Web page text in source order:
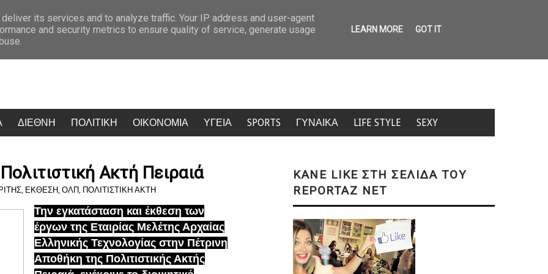
πυρά από ΠΑΣΟΚ, ΕΛΑΣ, ΣΥΡΙΖΑ και Νέα Αριστερα Σάλος στην Κρήτη: Τουρίστας ρώτησε πόσο κοστίζει ανήλικο κορίτσι – «Πόσα θέλεις;»
ΔΙΕΘΝΗ ΠΟΛΙΤΙΚΗ ΟΙΚΟΝΟΜΙΑ ΥΓΕΙΑ SPORTS ΓΥΝΑΙΚΑ LIFE STYLE SEXY
Ακτή Πειραιά
, ΕΚΘΕΣΗ, ΟΛΠ, ΠΟΛΙΤΙΣΤΙΚΗ ΑΚΤΗ
Την εγκατάσταση και έκθεση των
έργων της Εταιρίας Μελέτης Αρχαίας
Ελληνικής Τεχνολογίας στην Πέτρινη
Αποθήκη της Πολιτιστικής Ακτής
KANE LIKE ΣΤΗ ΣΕΛΙΔΑ ΤΟΥ
REPORTAZ NET
its services and to analyze traffic. Your IP address and user-agent
and security metrics to ensure quality of service, generate usage
LEARN MORE GOT IT